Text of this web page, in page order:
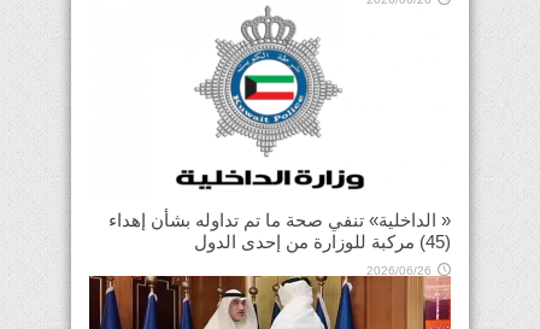
« الداخلية» تنفي صحة ما تم تداوله بشأن إهداء
(45) مركبة للوزارة من إحدى الدول
2026/06/26